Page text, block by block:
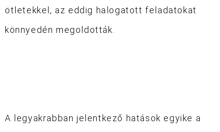
ötletekkel, az eddig halogatott feladatokat
könnyedén megoldották.
A legyakrabban jelentkező hatások egyike a